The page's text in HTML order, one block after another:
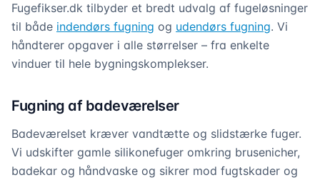
Fugefikser.dk tilbyder et bredt udvalg af fugeløsninger
til både indendørs fugning og udendørs fugning. Vi
håndterer opgaver i alle størrelser – fra enkelte
vinduer til hele bygningskomplekser.
Fugning af badeværelser
Badeværelset kræver vandtætte og slidstærke fuger.
Vi udskifter gamle silikonefuger omkring brusenicher,
badekar og håndvaske og sikrer mod fugtskader og